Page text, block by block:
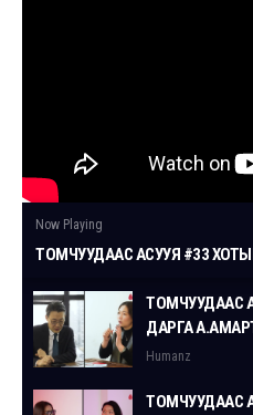
Now Playing
ТОМЧУУДААС
ДАРГА
Humanz
ТОМЧУУДААС